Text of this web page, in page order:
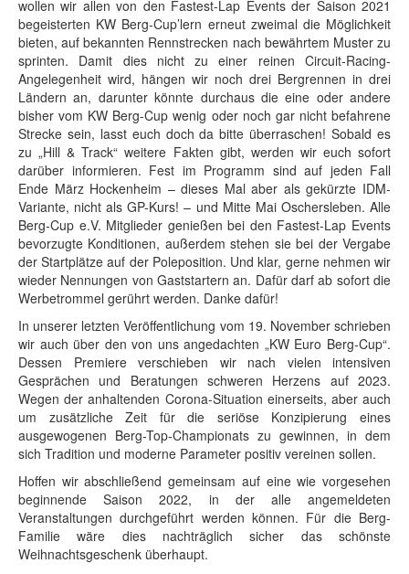
wollen wir allen von den Fastest-Lap Events der Saison 2021
begeisterten KW Berg-Cup’lern erneut zweimal die Möglichkeit
bieten, auf bekannten Rennstrecken nach bewährtem Muster zu
sprinten. Damit dies nicht zu einer reinen Circuit-Racing-
Angelegenheit wird, hängen wir noch drei Bergrennen in drei
Ländern an, darunter könnte durchaus die eine oder andere
bisher vom KW Berg-Cup wenig oder noch gar nicht befahrene
Strecke sein, lasst euch doch da bitte überraschen! Sobald es
zu „Hill & Track“ weitere Fakten gibt, werden wir euch sofort
darüber informieren. Fest im Programm sind auf jeden Fall
Ende März Hockenheim – dieses Mal aber als gekürzte IDM-
Variante, nicht als GP-Kurs! – und Mitte Mai Oschersleben. Alle
Berg-Cup e.V. Mitglieder genießen bei den Fastest-Lap Events
bevorzugte Konditionen, außerdem stehen sie bei der Vergabe
der Startplätze auf der Poleposition. Und klar, gerne nehmen wir
wieder Nennungen von Gaststartern an. Dafür darf ab sofort die
Werbetrommel gerührt werden. Danke dafür!
In unserer letzten Veröffentlichung vom 19. November schrieben
wir auch über den von uns angedachten „KW Euro Berg-Cup“.
Dessen Premiere verschieben wir nach vielen intensiven
Gesprächen und Beratungen schweren Herzens auf 2023.
Wegen der anhaltenden Corona-Situation einerseits, aber auch
um zusätzliche Zeit für die seriöse Konzipierung eines
ausgewogenen Berg-Top-Championats zu gewinnen, in dem
sich Tradition und moderne Parameter positiv vereinen sollen.
Hoffen wir abschließend gemeinsam auf eine wie vorgesehen
beginnende Saison 2022, in der alle angemeldeten
Veranstaltungen durchgeführt werden können. Für die Berg-
Familie wäre dies nachträglich sicher das schönste
Weihnachtsgeschenk überhaupt.